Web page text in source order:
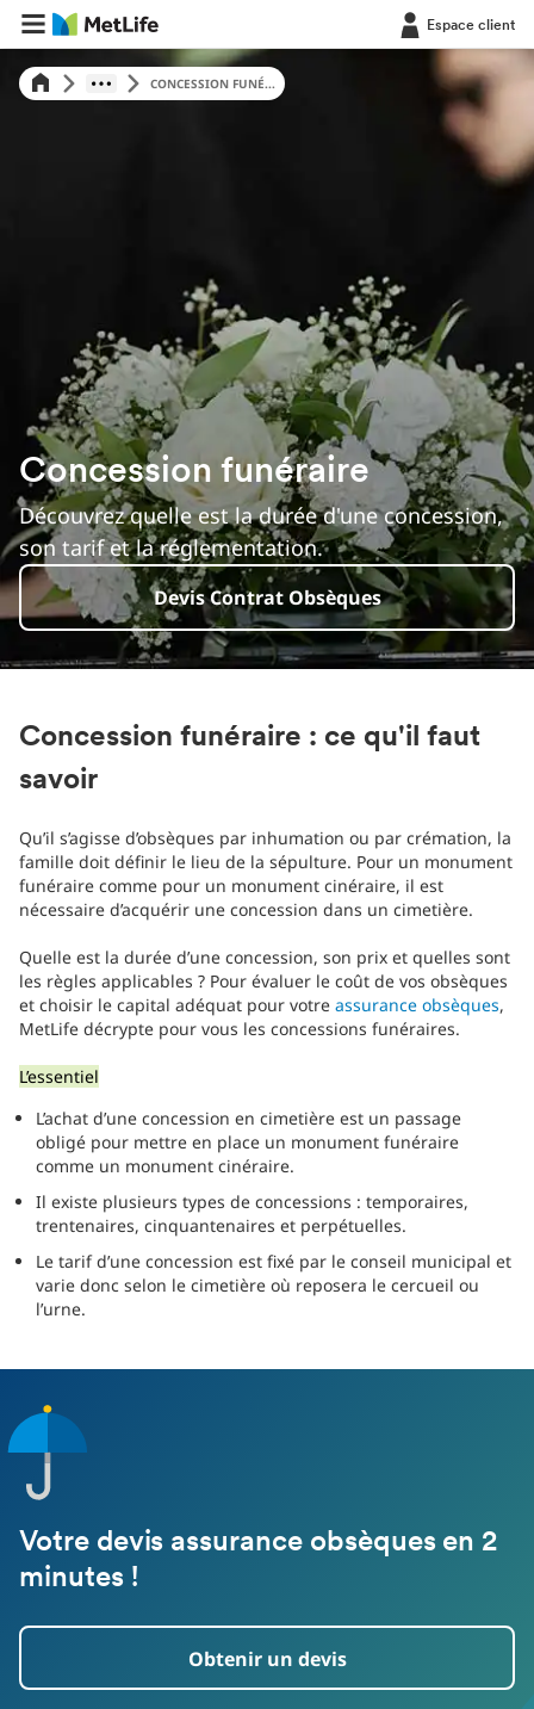
Espace client
CONCESSION FUNÉ...
Concession funéraire
Découvrez quelle est la durée d'une concession,
son tarif et la réglementation.
Devis Contrat Obsèques
Concession funéraire : ce qu'il faut
savoir
Qu’il s’agisse d’obsèques par inhumation ou par crémation, la
famille doit définir le lieu de la sépulture. Pour un monument
funéraire comme pour un monument cinéraire, il est
nécessaire d’acquérir une concession dans un cimetière.
Quelle est la durée d’une concession, son prix et quelles sont
les règles applicables ? Pour évaluer le coût de vos obsèques
et choisir le capital adéquat pour votre assurance obsèques,
MetLife décrypte pour vous les concessions funéraires.
L’essentiel
L’achat d’une concession en cimetière est un passage
obligé pour mettre en place un monument funéraire
comme un monument cinéraire.
Il existe plusieurs types de concessions : temporaires,
trentenaires, cinquantenaires et perpétuelles.
Le tarif d’une concession est fixé par le conseil municipal et
varie donc selon le cimetière où reposera le cercueil ou
l’urne.
Votre devis assurance obsèques en 2
minutes !
Obtenir un devis